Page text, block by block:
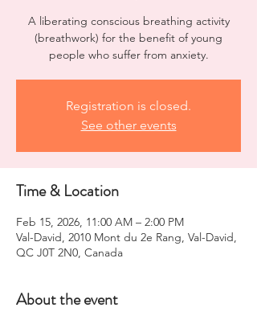
A liberating conscious breathing activity
(breathwork) for the benefit of young
people who suffer from anxiety.
Registration is closed.
See other events
Time & Location
Feb 15, 2026, 11:00 AM – 2:00 PM
Val-David, 2010 Mont du 2e Rang, Val-David,
QC J0T 2N0, Canada
About the event